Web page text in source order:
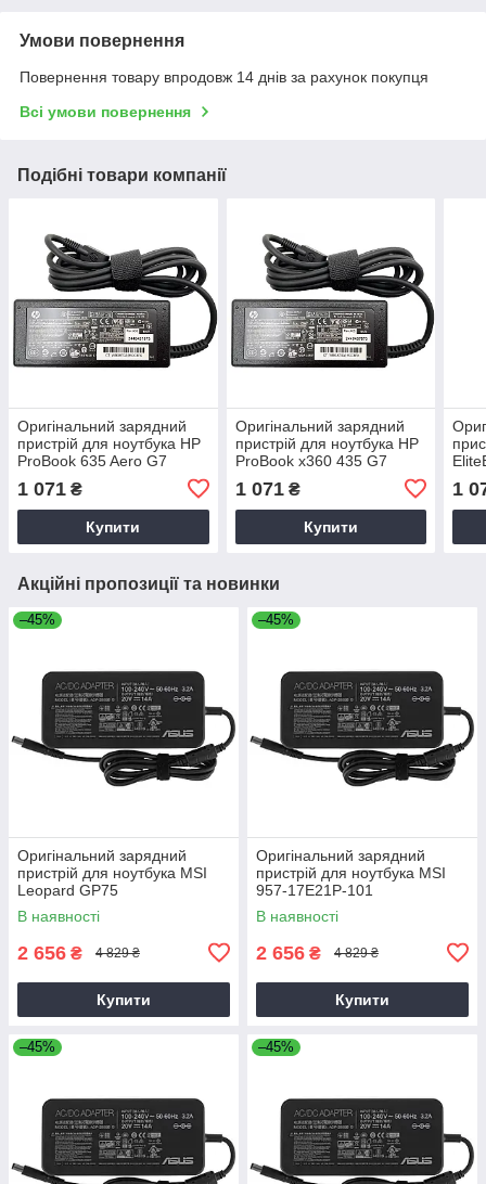
Умови повернення
Повернення товару впродовж 14 днів за рахунок покупця
Всі умови повернення
Подібні товари компанії
Оригінальний зарядний
пристрій для ноутбука HP
ProBook 635 Aero G7
1 071 ₴
Купити
Оригінальний зарядний
пристрій для ноутбука HP
ProBook x360 435 G7
1 071₴
Купити
1
Акційні пропозиції та новинки
–45%
Оригінальний зарядний
пристрій для ноутбука MSI
Leopard GP75
В наявності
2 656 ₴ 4 829 ₴
Купити
–45%
Оригінальний зарядний
пристрій для ноутбука MSI
957-17E21P-101
В наявності
2 656 ₴ 4 829 ₴
Купити
–45% –45%